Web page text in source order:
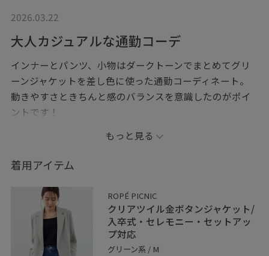
2026.03.22
大人カジュアルな通勤コーデ
インナーとパンツ、小物はダークトーンでまとめてグリ
ーンジャケットを差し色に使った通勤コーディネート。
動きやすさときちんと感のバランスを意識したのがポイ
ントです！
Instagramはじめました！
シンプル×お洒落を意識したママコーデを中心に新作ア
イテムなどを絡めたコーデを随時更新してます◎
お取置きや質問などもDMにて承ってます！
→@tate_picnic
ぜひフォローお願いします♡
もっと見る
着用アイテム
ROPÉ PICNIC
クリアツイル金ボタンジャケット/
入卒式・セレモニー・セットアッ
プ対応
グリーン系 / M